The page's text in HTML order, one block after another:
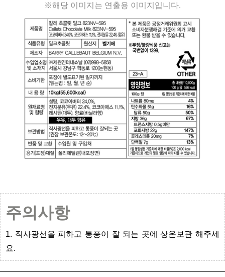
※해당 이미지는 연출용 이미지입니다.
주의사항
1. 직사광선을 피하고 통풍이 잘 되는 곳에 상온보관 해주세
요.